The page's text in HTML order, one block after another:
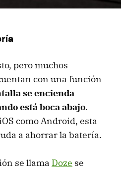
pero muchos
con una función
se encienda
está boca abajo.
como Android, esta
a ahorrar la batería.
se llama Doze se